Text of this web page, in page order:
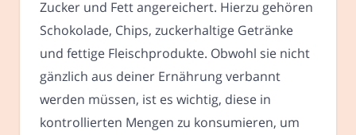
Zucker und Fett angereichert. Hierzu gehören
Schokolade, Chips, zuckerhaltige Getränke
und fettige Fleischprodukte. Obwohl sie nicht
gänzlich aus deiner Ernährung verbannt
werden müssen, ist es wichtig, diese in
kontrollierten Mengen zu konsumieren, um